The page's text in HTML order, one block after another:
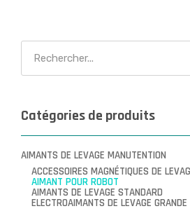
Catégories de produits
AIMANTS DE LEVAGE MANUTENTION
ACCESSOIRES MAGNÉTIQUES DE
AIMANT POUR ROBOT
AIMANTS DE LEVAGE STANDARD
ELECTROAIMANTS DE LEVAGE